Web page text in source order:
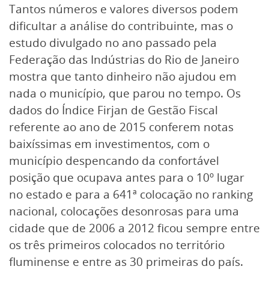
Tantos números e valores diversos podem
dificultar a análise do contribuinte, mas o
estudo divulgado no ano passado pela
Federação das Indústrias do Rio de Janeiro
mostra que tanto dinheiro não ajudou em
nada o município, que parou no tempo. Os
dados do Índice Firjan de Gestão Fiscal
referente ao ano de 2015 conferem notas
baixíssimas em investimentos, com o
município despencando da confortável
posição que ocupava antes para o 10º lugar
no estado e para a 641ª colocação no ranking
nacional, colocações desonrosas para uma
cidade que de 2006 a 2012 ficou sempre entre
os três primeiros colocados no território
fluminense e entre as 30 primeiras do país.